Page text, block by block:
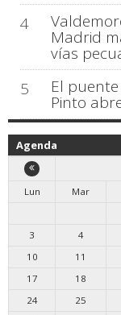
4
Madrid
vías
5
El
Pinto
Agenda
Lun
Mar
3
4
10
11
17
18
24
25